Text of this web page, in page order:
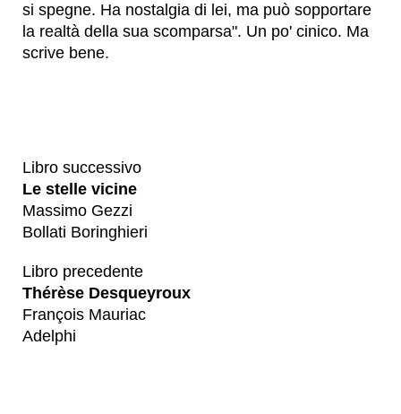
si spegne. Ha nostalgia di lei, ma può sopportare
la realtà della sua scomparsa". Un po' cinico. Ma
scrive bene.
Libro successivo
Le stelle vicine
Massimo Gezzi
Bollati Boringhieri
Libro precedente
Thérèse Desqueyroux
François Mauriac
Adelphi